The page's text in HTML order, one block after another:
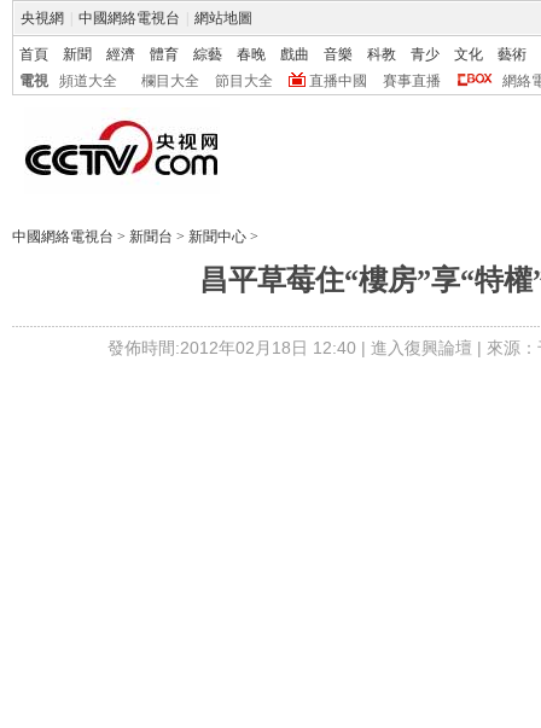
央視網 中國網絡電視台 網站地圖
首頁 新聞 經濟 體育 綜藝 春晚 戲曲 音樂 科教 青少 文化
藝術
電視
頻道大全 欄目大全 節目大全 直播中國 賽事直播 網絡
中國網絡電視台 > 新聞台 > 新聞中心 >
昌平草莓住“樓房”享“特權
發佈時間:2012年02月18日 12:40 | 進入復興論壇 | 來源